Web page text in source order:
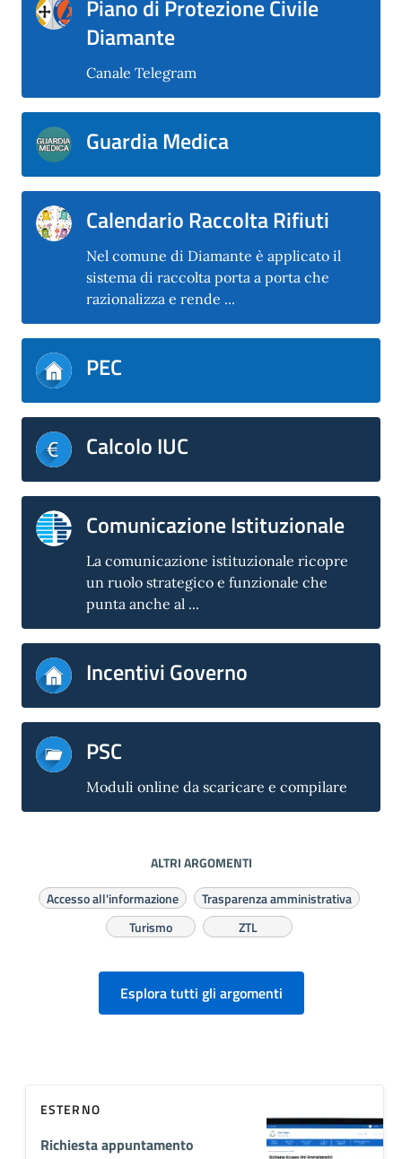
Piano di Protezione Civile
Diamante
Canale Telegram
Guardia Medica
Calendario Raccolta Rifiuti
Nel comune di Diamante è applicato il
sistema di raccolta porta a porta che
razionalizza e rende ...
PEC
Calcolo IUC
Comunicazione Istituzionale
La comunicazione istituzionale ricopre
un ruolo strategico e funzionale che
punta anche al ...
Incentivi Governo
PSC
Moduli online da scaricare e compilare
ALTRI ARGOMENTI
Accesso all'informazione
Trasparenza amministrativa
Turismo
ZTL
Esplora tutti gli argomenti
ESTERNO
Richiesta appuntamento